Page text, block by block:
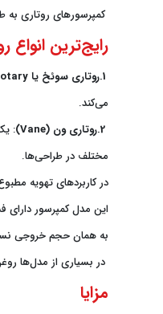
کمپرسورهای روتاری به
رایج‌ترین انواع
1.روتاری سوئخ یا
می‌کند.
2.روتاری ون (
Vane
)
:
مختلف در طراحی‌ها.
در کاربردهای تهویه
این مدل کمپرسور
به همان حجم خروجی
در بسیاری از مدل‌ها
مزایا